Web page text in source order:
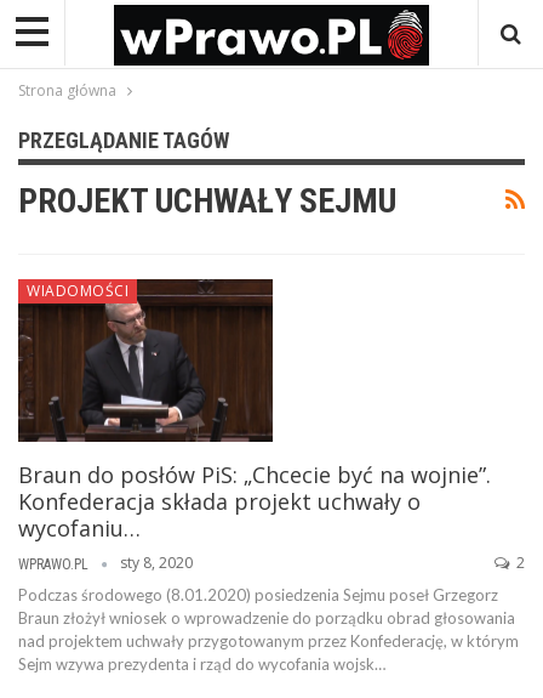
Strona główna
PRZEGLĄDANIE TAGÓW
PROJEKT UCHWAŁY SEJMU
WIADOMOŚCI
Braun do posłów PiS: „Chcecie być na wojnie”.
Konfederacja składa projekt uchwały o
wycofaniu…
WPRAWO.PL sty 8, 2020 2
Podczas środowego (8.01.2020) posiedzenia Sejmu poseł Grzegorz
Braun złożył wniosek o wprowadzenie do porządku obrad głosowania
nad projektem uchwały przygotowanym przez Konfederację, w którym
Sejm wzywa prezydenta i rząd do wycofania wojsk…